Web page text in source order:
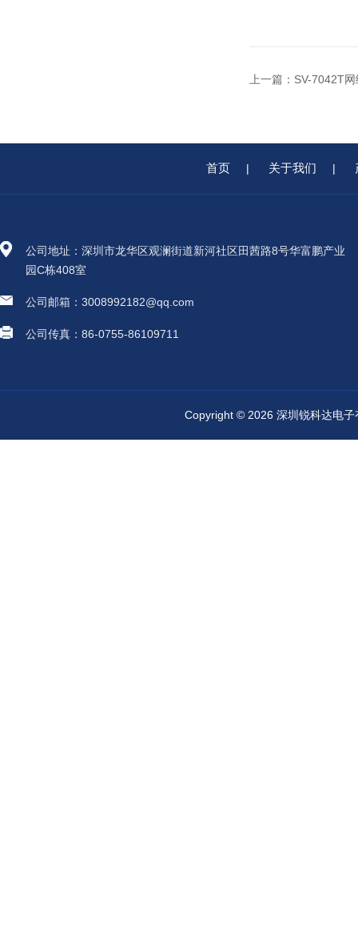
上一篇： SV-7042T
首页 | 关于我们 |
公司地址：深圳市龙华区观澜街道新河社区田茜路8号华富鹏产业
园C栋408室
公司邮箱：3008992182@qq.com
公司传真：86-0755-86109711
Copyright © 2026 深圳锐科达电